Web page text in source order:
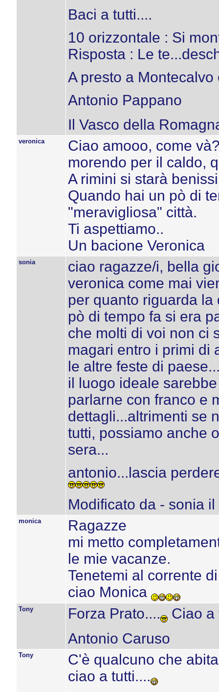
Baci a tutti....
10 orizzontale : Si
Risposta : Le
A presto a
Antonio Pappano
Il Vasco della
veronica
Ciao amooo, come
morendo per il caldo,
A rimini si starà
Quando hai un pò di
"meravigliosa" città.
Ti aspettiamo..
Un bacione Veronica
sonia
ciao ragazze/i, bella
veronica come mai
per quanto riguarda la
pò di tempo fa si era
che molti di voi non ci
magari entro i primi di
le altre feste di
il luogo ideale
parlarne con franco e
dettagli...altrimenti se
tutti, possiamo anche
sera...
antonio...lascia
Modificato da - sonia
monica
Ragazze
mi metto
le mie vacanze.
Tenetemi al corrente
ciao Monica
Tony Forza Prato.... Ciao a
Antonio Caruso
Tony
C'è qualcuno che
ciao a tutti....